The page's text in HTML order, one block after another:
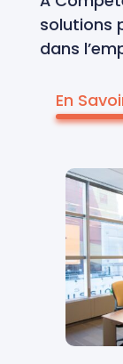
solutions
dans
En